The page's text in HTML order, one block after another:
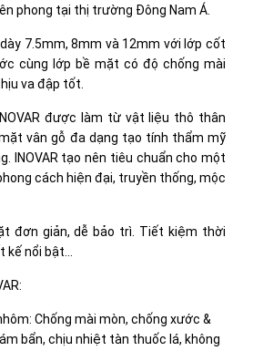
phong tại thị trường Đông Nam Á.
dày 7.5mm, 8mm và 12mm với lớp cốt
cùng lớp bề mặt có độ chống mài
va đập tốt.
được làm từ vật liệu thô thân
vân gỗ đa dạng tạo tính thẩm mỹ
INOVAR tạo nên tiêu chuẩn cho một
cách hiện đại, truyền thống, mộc
đơn giản, dễ bảo trì. Tiết kiệm thời
kế nổi bật…
Chống mài mòn, chống xước &
bẩn, chịu nhiệt tàn thuốc lá, không